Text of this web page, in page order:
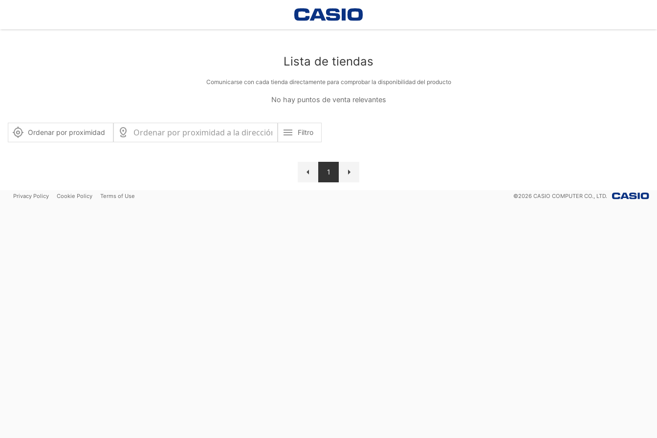
Lista de tiendas
Comunicarse con cada tienda directamente para comprobar la disponibilidad del producto
No hay puntos de venta relevantes
Ordenar por proximidad Filtro
1
Privacy Policy Cookie Policy Terms of Use ©2026 CASIO COMPUTER CO., LTD.